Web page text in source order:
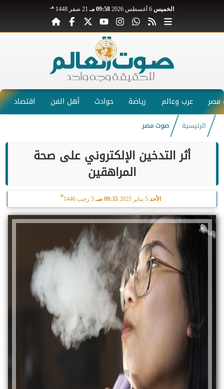
الخميس 09:58 مـ 21 صفر 1448 هـ
عرب وعالم رياضة حوادث أهل الفن اقتصاد
الرئيسية صوت مصر
أثر التدخين الإلكتروني على صحة
المراهقين
الأحد 5 يناير 2025 09:35 صـ 5 رجب 1446
هـ